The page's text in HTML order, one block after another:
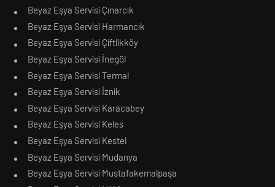
Beyaz Eşya Servisi Çınarcık
Beyaz Eşya Servisi Harmancık
Beyaz Eşya Servisi Çiftlikköy
Beyaz Eşya Servisi İnegöl
Beyaz Eşya Servisi Termal
Beyaz Eşya Servisi İznik
Beyaz Eşya Servisi Karacabey
Beyaz Eşya Servisi Keles
Beyaz Eşya Servisi Kestel
Beyaz Eşya Servisi Mudanya
Beyaz Eşya Servisi Mustafakemalpaşa